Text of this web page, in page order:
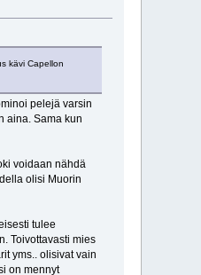
kävi Capellon
pelejä varsin
aina. Sama kun
voidaan nähdä
olisi Muorin
tulee
Toivottavasti mies
yms.. olisivat vain
on mennyt